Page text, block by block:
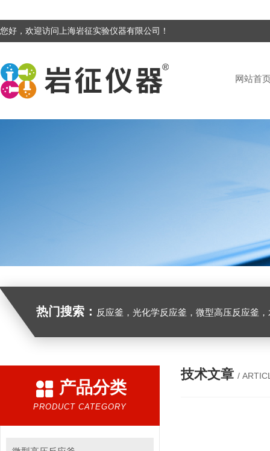
您好，欢迎访问上海岩征实验仪器有限公司！
网站首
热门搜索： 反应釜，光化学反应釜，微型高压反应釜
产品分类
PRODUCT CATEGORY
技术文章 /